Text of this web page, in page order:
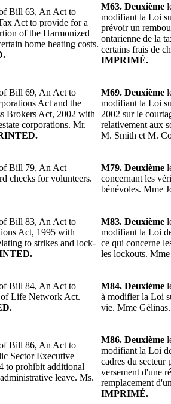
Bill 63, An Act to
Act to provide for a
of the Harmonized
home heating costs.
M63. Deuxième
modifiant la Loi
prévoir un
ontarienne de la
certains frais de
IMPRIMÉ.
Bill 69, An Act to
Act and the
Brokers Act, 2002 with
corporations. Mr.
M69. Deuxième
modifiant la Loi
2002 sur le
relativement aux
M. Smith et M.
Bill 79, An Act
checks for volunteers.
M79. Deuxième
concernant les
bénévoles. Mme
Bill 83, An Act to
Act, 1995 with
to strikes and lock-
M83. Deuxième
modifiant la Loi
ce qui concerne
les lockouts.
Bill 84, An Act to
Life Network Act.
M84. Deuxième
à modifier la Loi
vie. Mme
Bill 86, An Act to
Sector Executive
to prohibit additional
leave. Ms.
M86. Deuxième
modifiant la Loi
cadres du secteur
versement d'une
remplacement
IMPRIMÉ.